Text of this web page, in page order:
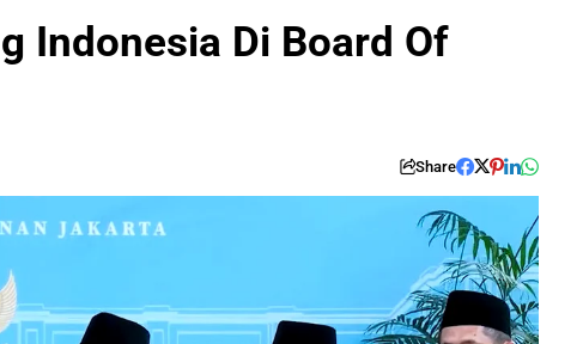
Indonesia Di Board Of
Share